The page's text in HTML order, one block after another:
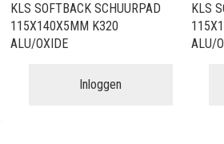
KLS SOFTBACK SCHUURPAD
115X140X5MM K320
ALU/OXIDE
Inloggen
KLS
ALU/